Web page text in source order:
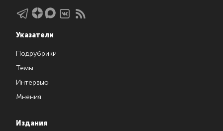
Указатели
Подрубрики
Темы
Интервью
Мнения
Издания